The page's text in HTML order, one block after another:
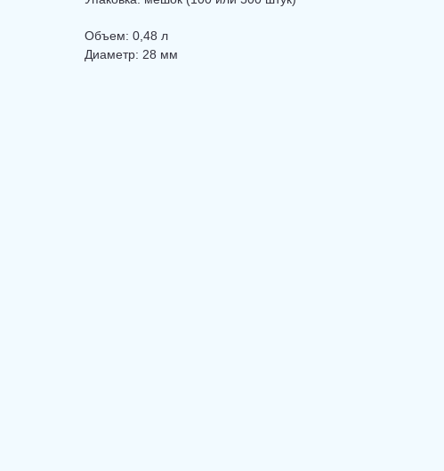
Объем: 0,48 л
Диаметр: 28 мм